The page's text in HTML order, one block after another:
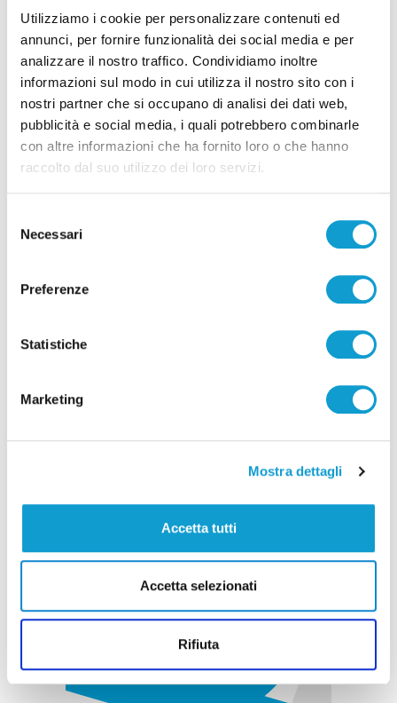
Utilizziamo i cookie per personalizzare contenuti ed
annunci, per fornire funzionalità dei social media e per
analizzare il nostro traffico. Condividiamo inoltre
informazioni sul modo in cui utilizza il nostro sito con i
nostri partner che si occupano di analisi dei dati web,
pubblicità e social media, i quali potrebbero combinarle
con altre informazioni che ha fornito loro o che hanno
raccolto dal suo utilizzo dei loro servizi.
delNecessari
Preferenze
Statistiche
Marketing
Mostra dettagli
Accetta tutti
Accetta selezionati
Rifiuta
06/08/2026